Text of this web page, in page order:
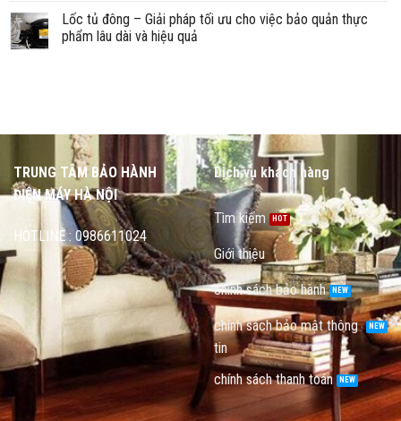
Lốc tủ đông – Giải pháp tối ưu cho việc bảo quản thực
phẩm lâu dài và hiệu quả
TRUNG TÂM BẢO HÀNH
ĐIỆN MÁY HÀ NỘI
HOTLINE : 0986611024
Dịch vụ khách hàng
Tìm kiếm
Giới thiệu
chính sách bảo hành
chính sách bảo mật thông
tin
chính sách thanh toán